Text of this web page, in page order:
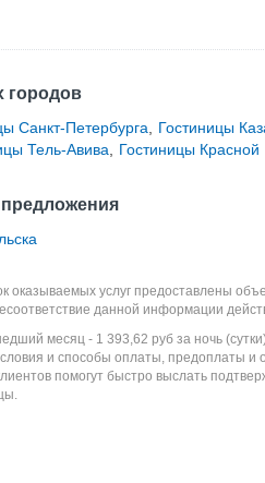
городов
Санкт-Петербурга
Гостиницы
Тель-Авива Гостиницы
оказываемых услуг предоставлены
данной информации
месяц - 1 393,62 руб за ночь
и способы оплаты, предоплаты и
помогут быстро выслать